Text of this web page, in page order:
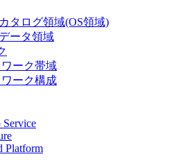
タログ領域(OS領域)
ータ領域
ーク帯域
ーク構成
Service
Platform